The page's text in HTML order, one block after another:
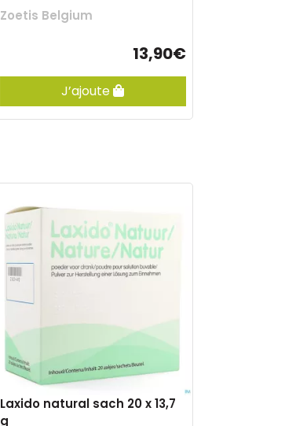
Zoetis Belgium
13,90€
J’ajoute
Laxido natural sach 20 x 13,7
g